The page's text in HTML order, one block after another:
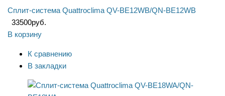
Сплит-система Quattroclima QV-BE12WB/QN-BE12WB
33500руб.
В корзину
К сравнению
В закладки